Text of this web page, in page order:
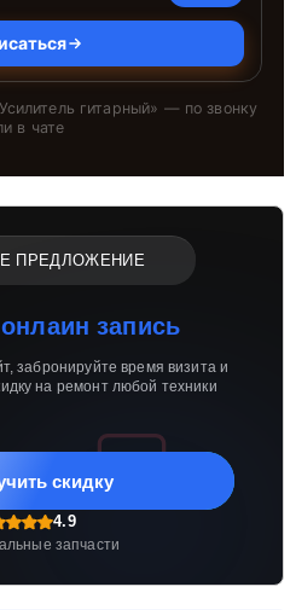
Усилитель гитарный» — по звонку
в чате
ПРЕДЛОЖЕНИЕ
онлаин запись
забронируйте время визита и
на ремонт любой техники
скидку
4.9
запчасти